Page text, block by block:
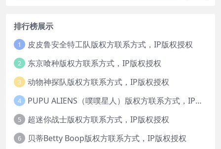
排行榜展示
1 皮皮鲁安全特工队版权方联系方式，IP版权授权
2 东京喰种版权方联系方式，IP版权授权
3 动物神探队版权方联系方式，IP版权授权
4 PUPU ALIENS（噗噗星人）版权方联系方式，IP版权授权
5 超迷你战士版权方联系方式，IP版权授权
6 贝蒂Betty Boop版权方联系方式，IP版权授权